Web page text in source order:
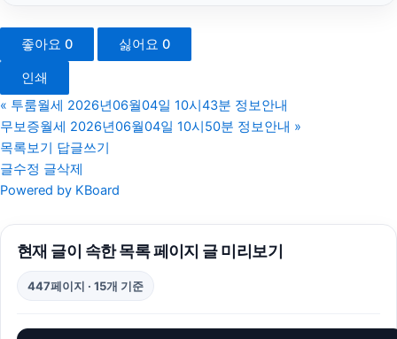
동작구하수구막힘
부산휴대폰성지
대전이혼전문변호사
좋아요 0 싫어요 0
인쇄
« 투룸월세 2026년06월04일 10시43분 정보안내
무보증월세 2026년06월04일 10시50분 정보안내 »
목록보기 답글쓰기
글수정 글삭제
Powered by KBoard
현재 글이 속한 목록 페이지 글 미리보기
447페이지 · 15개 기준